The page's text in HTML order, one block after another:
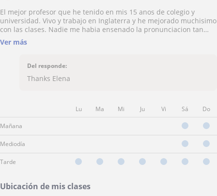
El mejor profesor que he tenido en mis 15 anos de colegio y
universidad. Vivo y trabajo en Inglaterra y he mejorado muchisimo
con las clases. Nadie me habia ensenado la pronunciacion tan
bien ni las expresiones colloquial, pese a vivir en este pais. El uso
de Skype es perfecto y se aprovecha cada min. Se lo he contado a
Ver más
Del responde:
Thanks Elena
Lu Ma Mi Ju Vi Sá Do
Mañana
Mediodía
Tarde
Ubicación de mis clases